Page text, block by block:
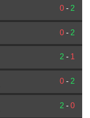
0 - 2
0 - 2
2 - 1
0 - 2
2 - 0